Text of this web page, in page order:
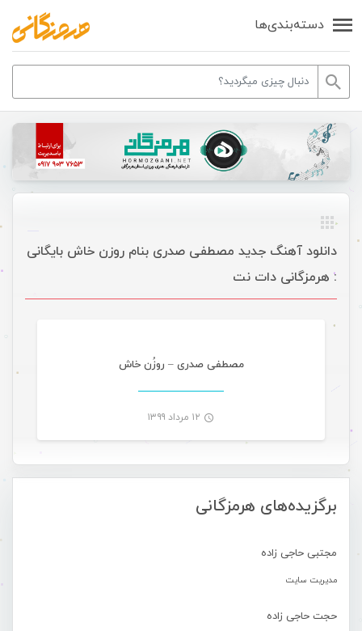
دسته‌بندی‌ها
برگزیده‌های هرمزگانی
مجتبی حاجی زاده
مدیریت سایت
حجت حاجی زاده
دانلود آهنگ جدید مصطفی صدری بنام روزن خاش بایگانی
: هرمزگانی دات نت
مصطفی صدری – روزُن خاش
۱۲ مرداد ۱۳۹۹